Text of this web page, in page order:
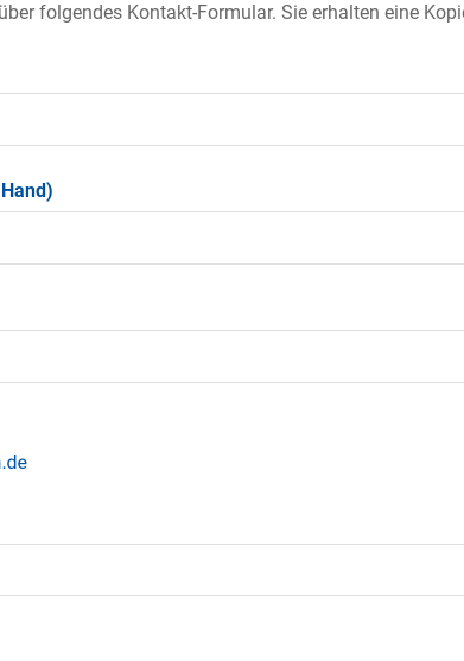
folgendes Kontakt-Formular. Sie erhalten eine